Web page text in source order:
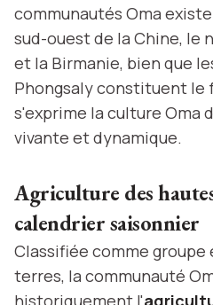
communautés Oma
sud-ouest de la Chine, le
et la Birmanie, bien que
Phongsaly constituent le
s'exprime la culture Oma
vivante et dynamique.
Agriculture des
calendrier saisonnier
Classifiée comme
terres, la communauté
historiquement l'